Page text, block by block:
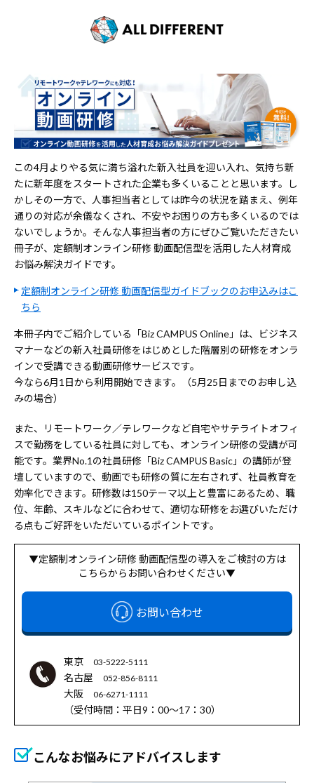
この4月よりやる気に満ち溢れた新入社員を迎い入れ、気持ち新
たに新年度をスタートされた企業も多くいることと思います。し
かしその一方で、人事担当者としては昨今の状況を踏まえ、例年
通りの対応が余儀なくされ、不安やお困りの方も多くいるのでは
ないでしょうか。そんな人事担当者の方にぜひご覧いただきたい
冊子が、定額制オンライン研修 動画配信型を活用した人材育成
お悩み解決ガイドです。
定額制オンライン研修 動画配信型ガイドブックのお申込みはこ
ちら
本冊子内でご紹介している「Biz CAMPUS Online」は、ビジネス
マナーなどの新入社員研修をはじめとした階層別の研修をオンラ
インで受講できる動画研修サービスです。
今なら6月1日から利用開始できます。（5月25日までのお申し込
みの場合）
また、リモートワーク／テレワークなど自宅やサテライトオフィ
スで勤務をしている社員に対しても、オンライン研修の受講が可
能です。業界No.1の社員研修「Biz CAMPUS Basic」の講師が登
壇していますので、動画でも研修の質に左右されず、社員教育を
効率化できます。研修数は150テーマ以上と豊富にあるため、職
位、年齢、スキルなどに合わせて、適切な研修をお選びいただけ
る点もご好評をいただいているポイントです。
▼定額制オンライン研修 動画配信型の導入をご検討の方は
こちらからお問い合わせください▼
お問い合わせ
東京 03-5222-5111
名古屋 052-856-8111
大阪 06-6271-1111
（受付時間：平日9：00～17：30）
こんなお悩みにアドバイスします